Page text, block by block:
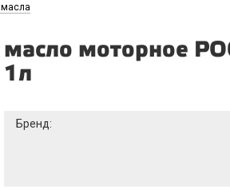
масло моторное
1л
Бренд: